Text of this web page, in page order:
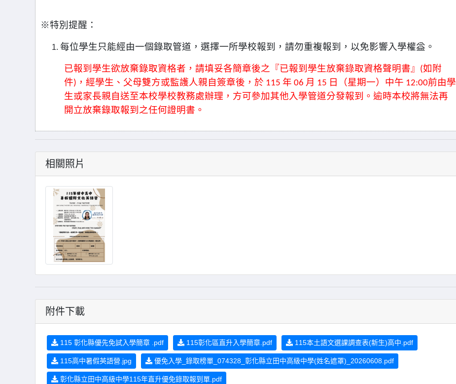
※特別提醒：
每位學生只能經由一個錄取管道，選擇一所學校報到，請勿重複報到，以免影響入學權益。
已報到學生欲放棄錄取資格者，請填妥各簡章後之『已報到學生放棄錄取資格聲明書』 (如附
件) ，經學生、父母雙方或監護人親自簽章後，於 115 年 06 月 15 日（星期一）中午 12:00前由學
生或家長親自送至本校學校教務處辦理，方可參加其他入學管道分發報到。逾時本校將無法再
開立放棄錄取報到之任何證明書。
相關照片
附件下載
115 彰化縣優先免試入學簡章 .pdf 115彰化區直升入學簡章.pdf 115本土語文選課調查表(新生)高中.pdf
115高中暑假英語營.jpg 優免入學_錄取榜單_074328_彰化縣立田中高級中學(姓名遮罩)_20260608.pdf
彰化縣立田中高級中學115年直升優免錄取報到單.pdf